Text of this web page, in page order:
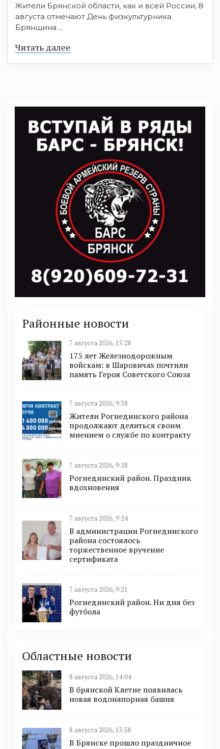
Жители Брянской области, как и всей России, 8
августа отмечают День физкультурника.
Брянщина ...
Читать далее
Районные новости
7 августа 2026, 15:28
175 лет Железнодорожным
войскам: в Шаровичах почтили
память Героя Советского Союза
7 августа 2026, 9:38
Жители Рогнединского района
продолжают делиться своим
мнением о службе по контракту
7 августа 2026, 9:28
Рогнединский район. Праздник
вдохновения
7 августа 2026, 9:24
В администрации Рогнединского
района состоялось
торжественное вручение
сертификата
7 августа 2026, 9:21
Рогнединский район. Ни дня без
футбола
Областные новости
8 августа 2026, 14:04
В брянской Клетне появилась
новая водонапорная башня
8 августа 2026, 13:58
В Брянске прошло праздничное